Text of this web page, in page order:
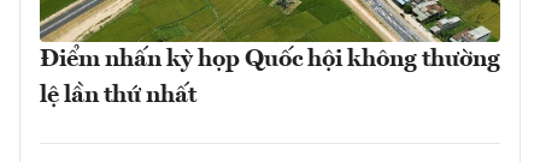
Điểm nhấn kỳ họp Quốc hội không thường
lệ lần thứ nhất